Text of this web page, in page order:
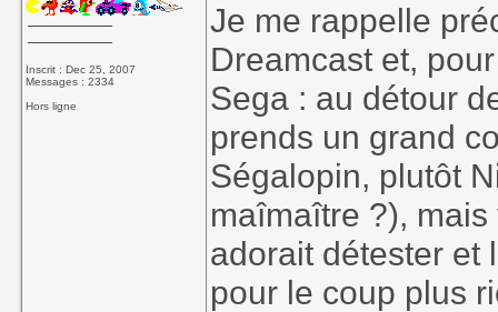
Inscrit : Dec 25, 2007
Messages : 2334
Hors ligne
Je me rappelle
Dreamcast et,
Sega : au détour
prends un grand
Ségalopin, plutôt
maîmaître ?), mais
adorait détester et
pour le coup plus